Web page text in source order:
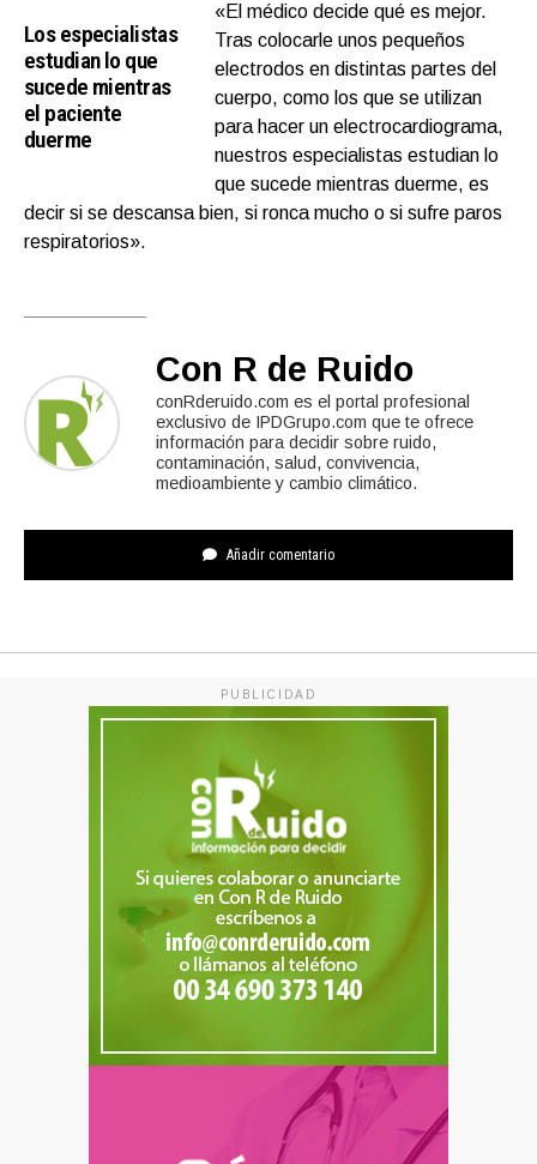
Los especialistas
estudian lo que
sucede mientras
el paciente
duerme
«El médico decide qué es mejor.
Tras colocarle unos pequeños
electrodos en distintas partes del
cuerpo, como los que se utilizan
para hacer un electrocardiograma,
nuestros especialistas estudian lo
que sucede mientras duerme, es
decir si se descansa bien, si ronca mucho o si sufre paros
respiratorios».
Con R de Ruido
conRderuido.com es el portal profesional
exclusivo de IPDGrupo.com que te ofrece
información para decidir sobre ruido,
contaminación, salud, convivencia,
medioambiente y cambio climático.
Añadir comentario
PUBLICIDAD